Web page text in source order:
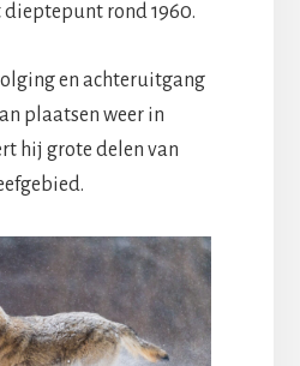
rond 1960.
en achteruitgang
plaatsen weer in
hij grote delen van